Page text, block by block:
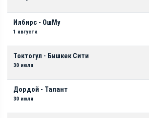
Илбирс - ОшМу
1 августа
Токтогул - Бишкек Сити
30 июля
Дордой - Талант
30 июля